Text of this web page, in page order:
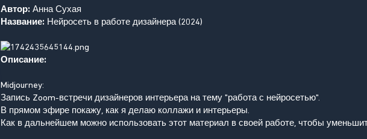
Автор: Анна Сухая
Название: Нейросеть в работе дизайнера (2024)
Описание:
Midjourney:
Запись Zoom-встречи дизайнеров интерьера на тему "работа с нейросетью".
В прямом эфире покажу, как я делаю коллажи и интерьеры.
Как в дальнейшем можно использовать этот материал в своей работе, чтобы